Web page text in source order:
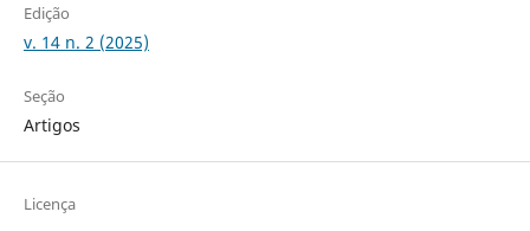
Edição
v. 14 n. 2 (2025)
Seção
Artigos
Licença